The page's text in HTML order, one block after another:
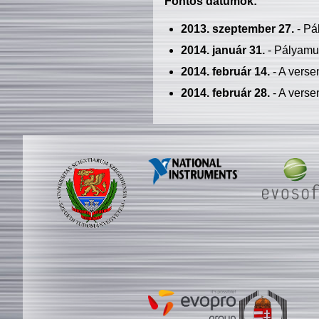
2013. szeptember 27.-
2014. január 31.-
2014. február 14.- A
2014. február 28.- A